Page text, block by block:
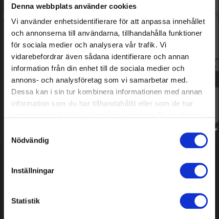
Denna webbplats använder cookies
Vi använder enhetsidentifierare för att anpassa innehållet
och annonserna till användarna, tillhandahålla funktioner
för sociala medier och analysera vår trafik. Vi
vidarebefordrar även sådana identifierare och annan
information från din enhet till de sociala medier och
annons- och analysföretag som vi samarbetar med.
Dessa kan i sin tur kombinera informationen med annan
information som du har tillhandahållit eller som de har
Nödvändig
Inställningar
Statistik
pièces
Model: 151
6,79 EUR
bois, 100 pièces
Model: 157
11,99 EUR
Affiche1à 2(sur2articles)
Grimsholm
ambition de simplifier et d'améliorer le quotidien à la
maison et au jardin. Grâce à l'innovation et à une